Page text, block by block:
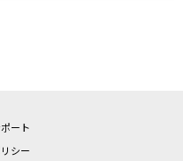
ート
シー